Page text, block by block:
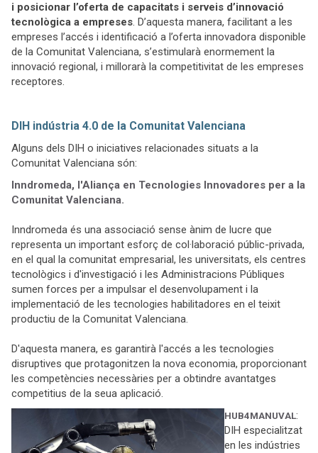
i posicionar l’oferta de capacitats i serveis d’innovació
tecnològica a empreses. D’aquesta manera, facilitant a les
empreses l’accés i identificació a l’oferta innovadora disponible
de la Comunitat Valenciana, s’estimularà enormement la
innovació regional, i millorarà la competitivitat de les empreses
receptores.
DIH indústria 4.0 de la Comunitat Valenciana
Alguns dels DIH o iniciatives relacionades situats a la
Comunitat Valenciana són:
Inndromeda, l'Aliança en Tecnologies Innovadores per a la
Comunitat Valenciana.
Inndromeda és una associació sense ànim de lucre que
representa un important esforç de col·laboració públic-privada,
en el qual la comunitat empresarial, les universitats, els centres
tecnològics i d'investigació i les Administracions Públiques
sumen forces per a impulsar el desenvolupament i la
implementació de les tecnologies habilitadores en el teixit
productiu de la Comunitat Valenciana.
D'aquesta manera, es garantirà l'accés a les tecnologies
disruptives que protagonitzen la nova economia, proporcionant
les competències necessàries per a obtindre avantatges
competitius de la seua aplicació.
HUB4MANUVAL:
DIH especialitzat
en les indústries